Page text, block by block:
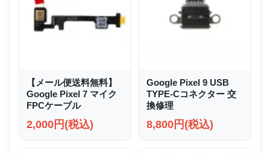
【メール便送料無料】
Google Pixel 7 マイク
FPCケーブル
2,000円(税込)
Google Pixel 9 USB
TYPE-Cコネクター 交
換修理
8,800円(税込)